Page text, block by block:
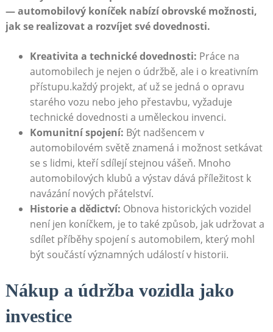
— automobilový koníček nabízí obrovské možnosti,
jak se realizovat a rozvíjet své dovednosti.
Kreativita a technické dovednosti: Práce na
automobilech je nejen o údržbě, ale i o kreativním
přístupu.každý projekt, ať už se jedná o opravu
starého vozu nebo jeho přestavbu, vyžaduje
technické dovednosti a uměleckou invenci.
Komunitní spojení: Být nadšencem v
automobilovém světě znamená i možnost setkávat
se s lidmi, kteří sdílejí stejnou vášeň. Mnoho
automobilových klubů a výstav dává příležitost k
navázání nových přátelství.
Historie a dědictví: Obnova historických vozidel
není jen koníčkem, je to také způsob, jak udržovat a
sdílet příběhy spojení s automobilem, který mohl
být součástí významných událostí v historii.
Nákup a údržba vozidla jako
investice